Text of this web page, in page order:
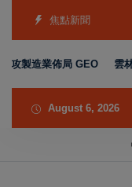
焦點新聞
業佈局 GEO 雲林宵夜美
August 6, 2026